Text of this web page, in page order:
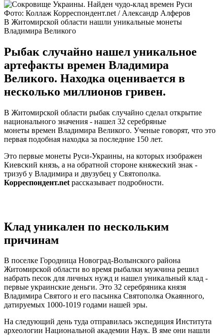
Фото: Коллаж Корреспондент.net / Александр Алферов
В Житомирской области нашли уникальные монеты
Владимира Великого
Рыбак случайно нашел уникальное
артефакты времен Владимира
Великого. Находка оценивается в
несколько миллионов гривен.
В Житомирской области рыбак случайно сделал открытие
национального значения - нашел 32 серебряные
монеты времен Владимира Великого. Ученые говорят, что это
первая подобная находка за последние 150 лет.
Это первые монеты Руси-Украины, на которых изображен
Киевский князь, а на обратной стороне княжеский знак -
тризуб у Владимира и двузубец у Святополка.
Корреспондент.net рассказывает подробности.
Клад уникален по нескольким
причинам
В поселке Городница Новоград-Волынского района
Житомирской области во время рыбалки мужчина решил
набрать песок для личных нужд и нашел уникальный клад -
первые украинские деньги. Это 32 серебряника князя
Владимира Святого и его пасынка Святополка Окаянного,
датируемых 1000-1019 годами нашей эры.
На следующий день туда отправилась экспедиция Института
археологии Национальной академии Наук. В яме они нашли